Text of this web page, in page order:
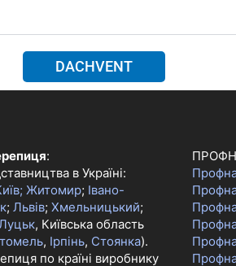
DACHVENT
:
в Україні:
Житомир; Івано-
; Львів; Хмельницький;
, Київська область
, Ірпінь, Стоянка).
по країні виробнику